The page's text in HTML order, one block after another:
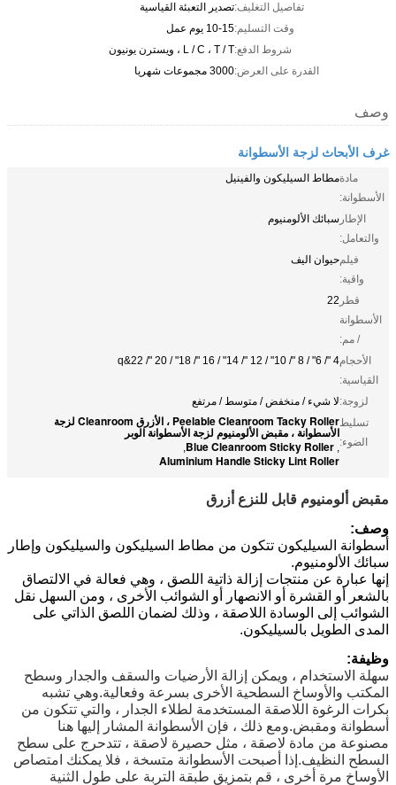
تفاصيل التغليف:تصدير التعبئة القياسية
وقت التسليم:10-15 يوم عمل
شروط الدفع:L / C ، T / T ، ويسترن يونيون
القدرة على العرض:3000 مجموعات شهريا
وصف
غرف الأبحاث لزجة الأسطوانة
مادة
الأسطوانة:
مطاط السيليكون والفينيل
الإطار
والتعامل:
سبائك الألومنيوم
فيلم
واقية:
حيوان اليف
قطر
الأسطوانة
/ مم:
22
الأحجام
القياسية:
4 "/ 6" / 8 "/ 10" / 12 "/ 14" / 16 "/ 18" / 20 "/ 22&q
لزوجة:لا شيء / منخفض / متوسط ​​/ مرتفع
تسليط
الضوء:
Peelable Cleanroom Tacky Roller ، الأزرق Cleanroom لزجة
الأسطوانة ، مقبض الألومنيوم لزجة الأسطوانة الوبر
,
Blue Cleanroom Sticky Roller
,
Aluminium Handle Sticky Lint Roller
مقبض ألومنيوم قابل للنزع أزرق
وصف:
أسطوانة السيليكون تتكون من مطاط السيليكون والسيليكون وإطار
سبائك الألومنيوم.
إنها عبارة عن منتجات إزالة ذاتية اللصق ، وهي فعالة في الالتصاق
بالشعر أو القشرة أو الانصهار أو الشوائب الأخرى ، ومن السهل نقل
الشوائب إلى الوسادة اللاصقة ، وذلك لضمان اللصق الذاتي على
المدى الطويل بالسيليكون.
وظيفة:
سهلة الاستخدام ، ويمكن إزالة الأرضيات والسقف والجدار وسطح
المكتب والأوساخ السطحية الأخرى بسرعة وفعالية.وهي تشبه
بكرات الرغوة اللاصقة المستخدمة لطلاء الجدار ، والتي تتكون من
أسطوانة ومقبض.ومع ذلك ، فإن الأسطوانة المشار إليها هنا
مصنوعة من مادة لاصقة ، مثل حصيرة لاصقة ، تتدحرج على سطح
السطح النظيف.إذا أصبحت الأسطوانة متسخة ، فلا يمكنك امتصاص
الأوساخ مرة أخرى ، قم بتمزيق طبقة التربة على طول الثنية